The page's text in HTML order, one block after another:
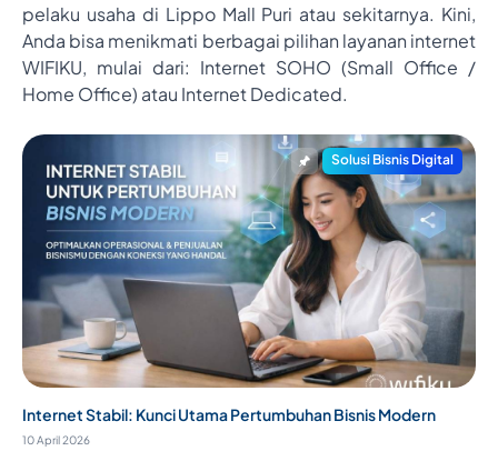
pelaku usaha di Lippo Mall Puri atau sekitarnya. Kini,
Anda bisa menikmati berbagai pilihan layanan internet
WIFIKU, mulai dari: Internet SOHO (Small Office /
Home Office) atau Internet Dedicated.
Solusi Bisnis Digital
Internet Stabil: Kunci Utama Pertumbuhan Bisnis Modern
10 April 2026